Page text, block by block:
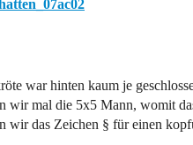
war hinten kaum je
wir mal die 5x5 Mann, womit
wir das Zeichen § für einen